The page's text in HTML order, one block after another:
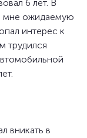
6 лет. В
мне ожидаемую
интерес к
трудился
вникать в